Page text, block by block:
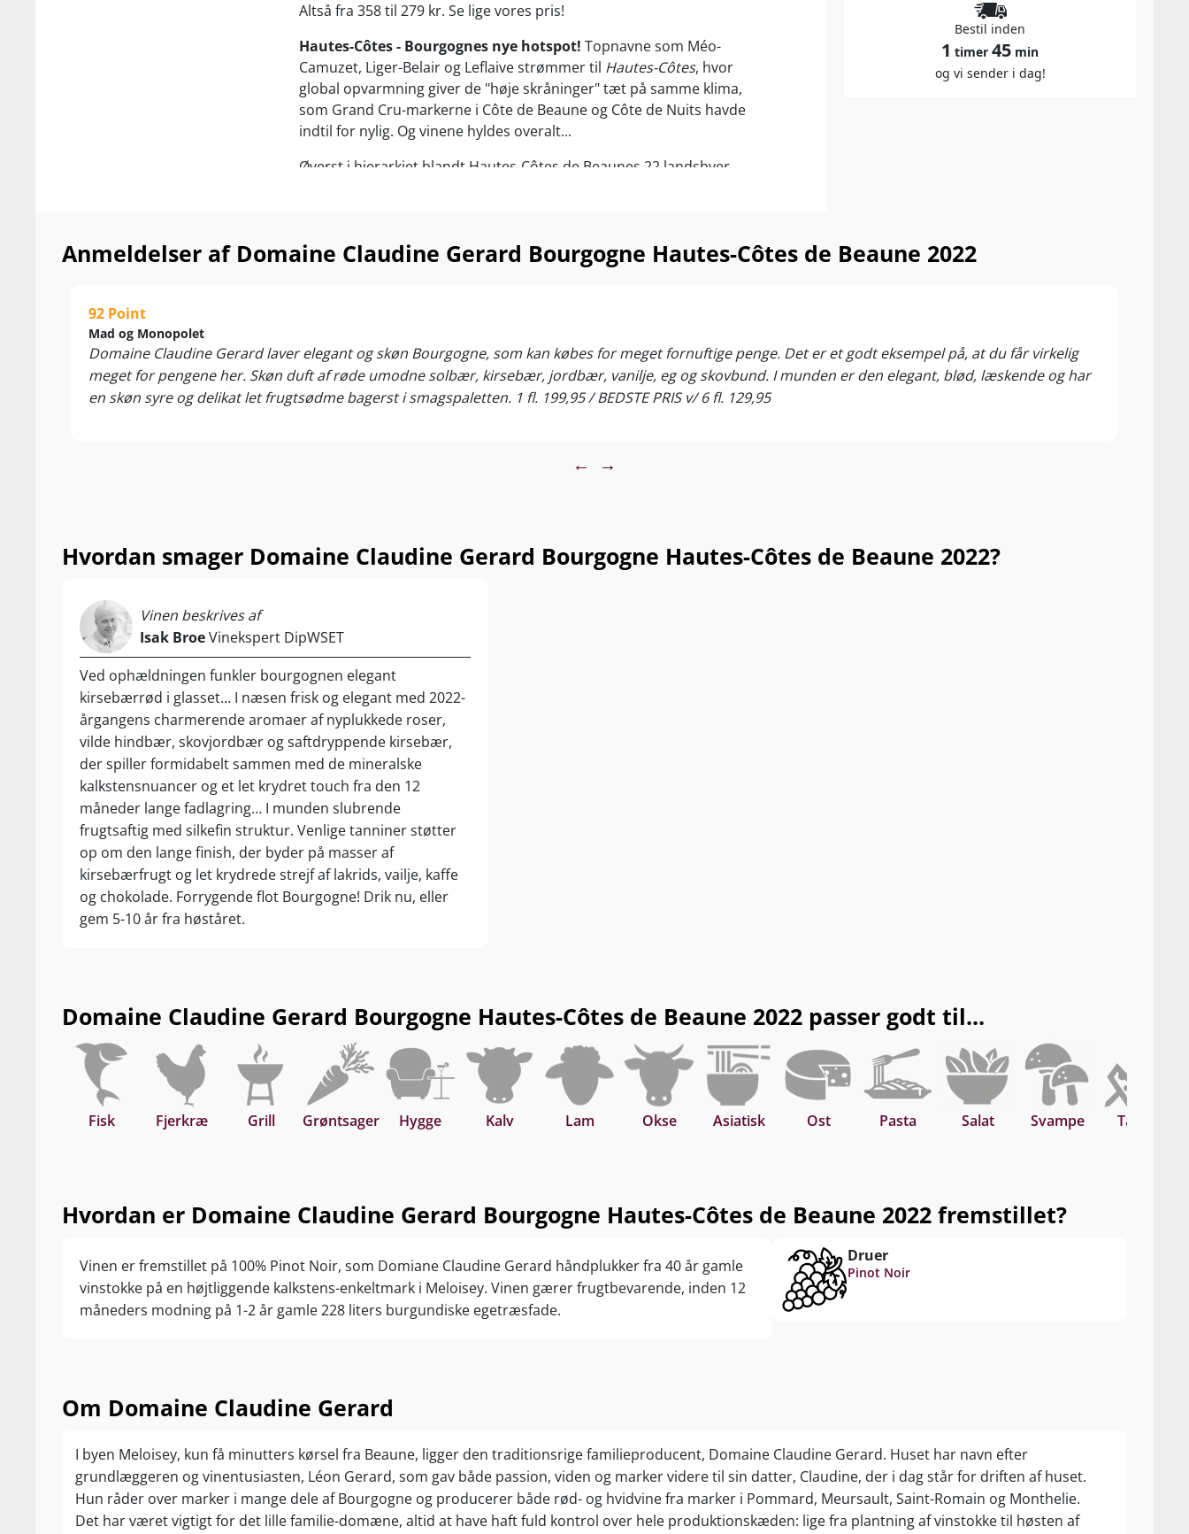
Altså fra 358 til 279 kr. Se lige vores pris!
Hautes-Côtes - Bourgognes nye hotspot! Topnavne som Méo-
Camuzet, Liger-Belair og Leflaive strømmer til Hautes-Côtes, hvor
global opvarmning giver de "høje skråninger" tæt på samme klima,
som Grand Cru-markerne i Côte de Beaune og Côte de Nuits havde
indtil for nylig. Og vinene hyldes overalt...
Øverst i hierarkiet blandt Hautes-Côtes de Beaunes 22 landsbyer
......
Bestil inden
1 timer 45 min
og vi sender i dag!
Anmeldelser af Domaine Claudine Gerard Bourgogne Hautes-Côtes de Beaune 2022
92 Point
Mad og Monopolet
Domaine Claudine Gerard laver elegant og skøn Bourgogne, som kan købes for meget fornuftige penge. Det er et godt eksempel på, at du får virkelig
meget for pengene her. Skøn duft af røde umodne solbær, kirsebær, jordbær, vanilje, eg og skovbund. I munden er den elegant, blød, læskende og har
en skøn syre og delikat let frugtsødme bagerst i smagspaletten. 1 fl. 199,95 / BEDSTE PRIS v/ 6 fl. 129,95
← →
Hvordan smager Domaine Claudine Gerard Bourgogne Hautes-Côtes de Beaune 2022?
Vinen beskrives af
Isak BroeVinekspert DipWSET
Ved ophældningen funkler bourgognen elegant
kirsebærrød i glasset… I næsen frisk og elegant med 2022-
årgangens charmerende aromaer af nyplukkede roser,
vilde hindbær, skovjordbær og saftdryppende kirsebær,
der spiller formidabelt sammen med de mineralske
kalkstensnuancer og et let krydret touch fra den 12
måneder lange fadlagring… I munden slubrende
frugtsaftig med silkefin struktur. Venlige tanniner støtter
op om den lange finish, der byder på masser af
kirsebærfrugt og let krydrede strejf af lakrids, vailje, kaffe
og chokolade. Forrygende flot Bourgogne! Drik nu, eller
gem 5-10 år fra høståret.
Domaine Claudine Gerard Bourgogne Hautes-Côtes de Beaune 2022 passer godt til...
Fisk Fjerkræ Grill Grøntsager Hygge Kalv Lam Okse Asiatisk Ost Pasta Salat Svampe Tapas
Hvordan er Domaine Claudine Gerard Bourgogne Hautes-Côtes de Beaune 2022 fremstillet?
Vinen er fremstillet på 100% Pinot Noir, som Domiane Claudine Gerard håndplukker fra 40 år gamle
vinstokke på en højtliggende kalkstens-enkeltmark i Meloisey. Vinen gærer frugtbevarende, inden 12
måneders modning på 1-2 år gamle 228 liters burgundiske egetræsfade.
Druer
Pinot Noir
Om Domaine Claudine Gerard
I byen Meloisey, kun få minutters kørsel fra Beaune, ligger den traditionsrige familieproducent, Domaine Claudine Gerard. Huset har navn efter
grundlæggeren og vinentusiasten, Léon Gerard, som gav både passion, viden og marker videre til sin datter, Claudine, der i dag står for driften af huset.
Hun råder over marker i mange dele af Bourgogne og producerer både rød- og hvidvine fra marker i Pommard, Meursault, Saint-Romain og Monthelie.
Det har været vigtigt for det lille familie-domæne, altid at have haft fuld kontrol over hele produktionskæden: lige fra plantning af vinstokke til høsten af